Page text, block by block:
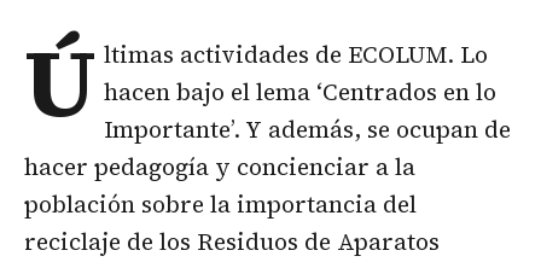
Ú ltimas actividades de ECOLUM. Lo
hacen bajo el lema ‘Centrados en lo
Importante’. Y además, se ocupan de
hacer pedagogía y concienciar a la
población sobre la importancia del
reciclaje de los Residuos de Aparatos